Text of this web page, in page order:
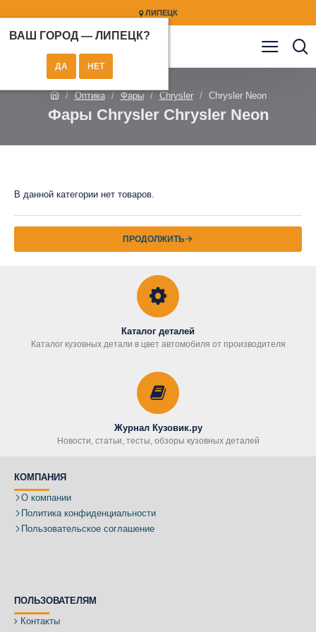
ЛИПЕЦК
ВАШ ГОРОД — ЛИПЕЦК?
Оптика Фары Chrysler Chrysler Neon
Фары Chrysler Chrysler Neon
В данной категории нет товаров.
ПРОДОЛЖИТЬ
Каталог деталей
Каталог кузовных детали в цвет автомобиля от производителя
Журнал Кузовик.ру
Новости, статьи, тесты, обзоры кузовных деталей
КОМПАНИЯ
О компании
Политика конфиденциальности
Пользовательское соглашение
ПОЛЬЗОВАТЕЛЯМ
Контакты